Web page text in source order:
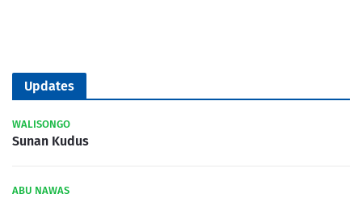
Updates
WALISONGO
Sunan Kudus
ABU NAWAS